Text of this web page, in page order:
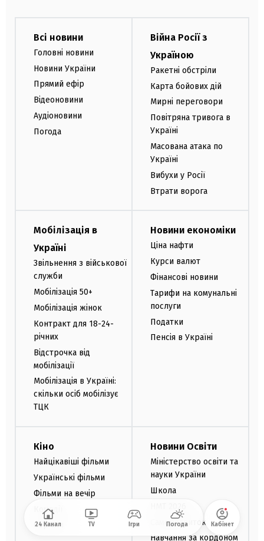
Всі новини
Головні новини
Новини України
Прямий ефір
Відеоновини
Аудіоновини
Погода
Війна Росії з
Україною
Ракетні обстріли
Карта бойових дій
Мирні переговори
Повітряна тривога в
Україні
Масована атака по
Україні
Вибухи у Росії
Втрати ворога
Мобілізація в
Україні
Звільнення з військової
служби
Мобілізація 50+
Мобілізація жінок
Контракт для 18-24-
річних
Відстрочка від
мобілізації
Мобілізація в Україні:
скільки осіб мобілізує
ТЦК
Новини економіки
Ціна нафти
Курси валют
Фінансові новини
Тарифи на комунальні
послуги
Податки
Пенсія в Україні
Кіно
Найцікавіші фільми
Українські фільми
Фільми на вечір
Комедії
Серіали
Новини Освіти
Міністерство освіти та
науки України
Школа
Саморозвиток
Навчання за кордоном
24 Канал TV Ігри Погода Кабінет